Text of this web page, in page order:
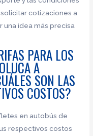
cotizaciones a
idea más precisa
PARA LOS
A
SON LAS
COSTOS?
en autobús de
respectivos costos